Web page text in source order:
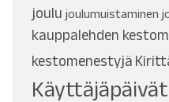
joulu joulumuistaminen
kauppalehden
kestomenestyjä
Käyttäjäpäivät